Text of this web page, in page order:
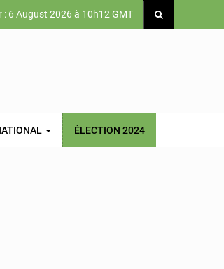
: 6 August 2026 à 10h12 GMT
ÉLECTION 2024